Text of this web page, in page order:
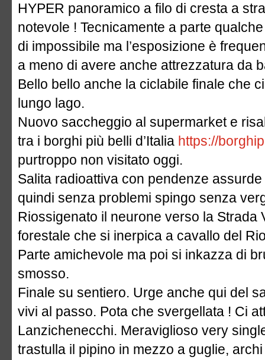
HYPER panoramico a filo di cresta a
notevole ! Tecnicamente a parte
di impossibile ma l’esposizione è
a meno di avere anche attrezzatura da
Bello bello anche la ciclabile finale che
lungo lago.
Nuovo saccheggio al supermarket e
tra i borghi più belli d’Italia https://
purtroppo non visitato oggi.
Salita radioattiva con pendenze
quindi senza problemi spingo senza
Riossigenato il neurone verso la Strada
forestale che si inerpica a cavallo del
Parte amichevole ma poi si inkazza di
smosso.
Finale su sentiero. Urge anche qui del
vivi al passo. Pota che svergellata ! Ci
Lanzichenecchi. Meraviglioso very
trastulla il pipino in mezzo a guglie,